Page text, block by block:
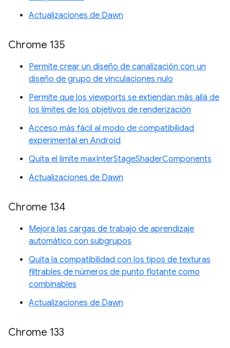
Actualizaciones de Dawn
Chrome 135
Permite crear un diseño de canalización con un
diseño de grupo de vinculaciones nulo
Permite que los viewports se extiendan más allá de
los límites de los objetivos de renderización
Acceso más fácil al modo de compatibilidad
experimental en Android
Quita el límite maxInterStageShaderComponents
Actualizaciones de Dawn
Chrome 134
Mejora las cargas de trabajo de aprendizaje
automático con subgrupos
Quita la compatibilidad con los tipos de texturas
filtrables de números de punto flotante como
combinables
Actualizaciones de Dawn
Chrome 133